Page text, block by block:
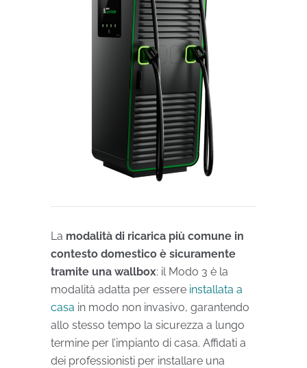
La modalità di ricarica più comune in
contesto domestico è sicuramente
tramite una wallbox: il Modo 3 è la
modalità adatta per essere installata a
casa in modo non invasivo, garantendo
allo stesso tempo la sicurezza a lungo
termine per l’impianto di casa. Affidati a
dei professionisti per installare una